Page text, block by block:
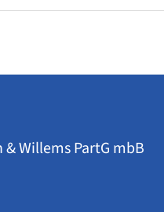
Willems PartG mbB